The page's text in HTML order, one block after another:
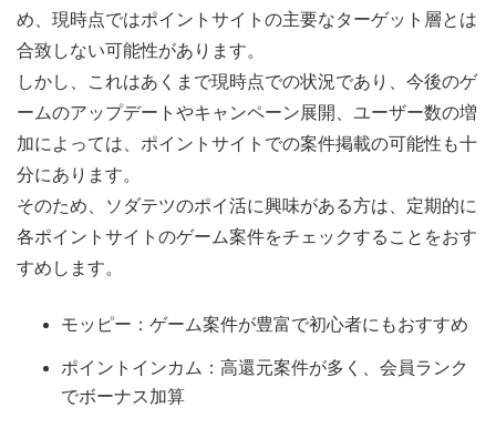
め、現時点ではポイントサイトの主要なターゲット層とは
合致しない可能性があります。
しかし、これはあくまで現時点での状況であり、今後のゲ
ームのアップデートやキャンペーン展開、ユーザー数の増
加によっては、ポイントサイトでの案件掲載の可能性も十
分にあります。
そのため、ソダテツのポイ活に興味がある方は、定期的に
各ポイントサイトのゲーム案件をチェックすることをおす
すめします。
モッピー：ゲーム案件が豊富で初心者にもおすすめ
ポイントインカム：高還元案件が多く、会員ランク
でボーナス加算